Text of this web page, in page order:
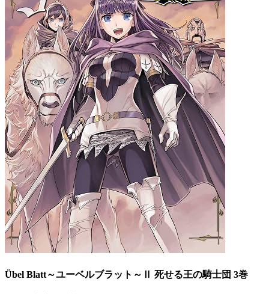
Übel Blatt～ユーベルブラット～Ⅱ 死せる王の騎士団 3巻